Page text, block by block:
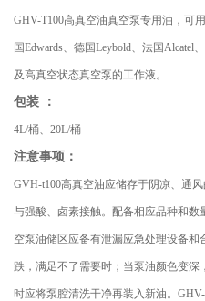
GHV-T100高真空油真空泵专用油，可
国Edwards、德国Leybold、法国
及高真空状态真空泵的工作液。
包装 ：
4L/桶、20L/桶
注意事项：
GVH-t100高真空油应储存于阴凉、通
与强酸、卤素接触。配备相应品种和数
空泵油储区应备有泄漏应急处理设备
跌，满足不了需要时；当泵油颜色变深
时应将泵腔清洗干净再装入新油。